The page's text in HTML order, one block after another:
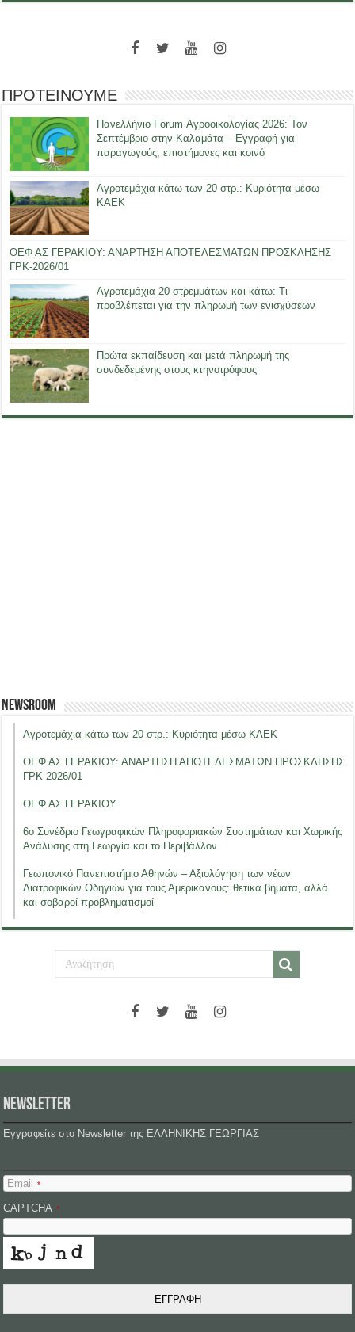
ΠΡΟΤΕΙΝΟΥΜΕ
Πανελλήνιο Forum Αγροοικολογίας 2026: Τον
Σεπτέμβριο στην Καλαμάτα – Εγγραφή για
παραγωγούς, επιστήμονες και κοινό
Αγροτεμάχια κάτω των 20 στρ.: Κυριότητα μέσω
ΚΑΕΚ
ΟΕΦ ΑΣ ΓΕΡΑΚΙΟΥ: ΑΝΑΡΤΗΣΗ ΑΠΟΤΕΛΕΣΜΑΤΩΝ ΠΡΟΣΚΛΗΣΗΣ
ΓΡΚ-2026/01
Αγροτεμάχια 20 στρεμμάτων και κάτω: Τι
προβλέπεται για την πληρωμή των ενισχύσεων
Πρώτα εκπαίδευση και μετά πληρωμή της
συνδεδεμένης στους κτηνοτρόφους
Newsroom
Αγροτεμάχια κάτω των 20 στρ.: Κυριότητα μέσω ΚΑΕΚ
ΟΕΦ ΑΣ ΓΕΡΑΚΙΟΥ: ΑΝΑΡΤΗΣΗ ΑΠΟΤΕΛΕΣΜΑΤΩΝ ΠΡΟΣΚΛΗΣΗΣ
ΓΡΚ-2026/01
ΟΕΦ ΑΣ ΓΕΡΑΚΙΟΥ
6ο Συνέδριο Γεωγραφικών Πληροφοριακών Συστημάτων και Χωρικής
Ανάλυσης στη Γεωργία και το Περιβάλλον
Γεωπονικό Πανεπιστήμιο Αθηνών – Αξιολόγηση των νέων
Διατροφικών Οδηγιών για τους Αμερικανούς: θετικά βήματα, αλλά
και σοβαροί προβληματισμοί
NEWSLETTER
Εγγραφείτε στο Newsletter της ΕΛΛΗΝΙΚΗΣ ΓΕΩΡΓΙΑΣ
Email *
CAPTCHA *
ΕΓΓΡΑΦΗ